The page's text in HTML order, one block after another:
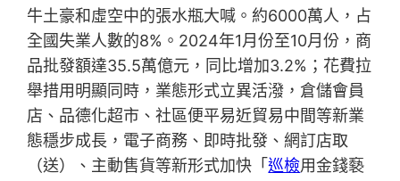
牛土豪和虛空中的張水瓶大喊。約6000萬人，占
全國失業人數的8%。2024年1月份至10月份，商
品批發額達35.5萬億元，同比增加3.2%；花費拉
舉措用明顯同時，業態形式立異活潑，倉儲會員
店、品德化超市、社區便平易近貿易中間等新業
態穩步成長，電子商務、即時批發、網訂店取
（送）、主動售貨等新形式加快「巡檢用金錢褻